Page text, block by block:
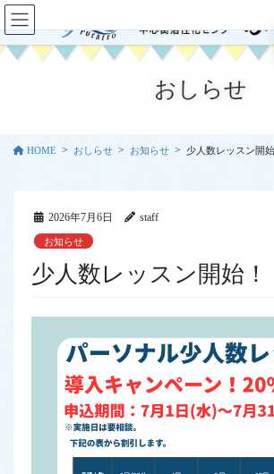
コ
ン
テ
ナ
ビ
ゲ
おしらせ
HOME おしらせ お知らせ 少人数レッスン開始
2026年7月6日 staff
お知らせ
少人数レッスン開始！